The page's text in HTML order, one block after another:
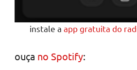
instale aapp gratuita do
ouça no Spotify: